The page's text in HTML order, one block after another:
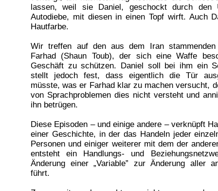
lassen, weil sie Daniel, geschockt durch den
Autodiebe, mit diesen in einen Topf wirft. Auch
Hautfarbe.
Wir treffen auf den aus dem Iran stammenden
Farhad (Shaun Toub), der sich eine Waffe
Geschäft zu schützen. Daniel soll bei ihm ein
stellt jedoch fest, dass eigentlich die Tür
müsste, was er Farhad klar zu machen versucht,
von Sprachproblemen dies nicht versteht und
ihn betrügen.
Diese Episoden – und einige andere – verknüpft
einer Geschichte, in der das Handeln jeder
Personen und einiger weiterer mit dem der
entsteht ein Handlungs- und
Änderung einer „Variable” zur Änderung aller
führt.